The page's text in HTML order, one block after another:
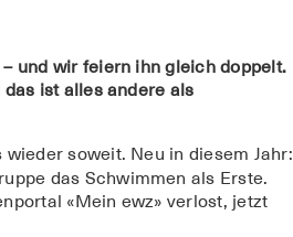
und wir feiern ihn gleich doppelt.
ist alles andere als
soweit. Neu in diesem Jahr:
das Schwimmen als Erste.
«Mein ewz» verlost, jetzt